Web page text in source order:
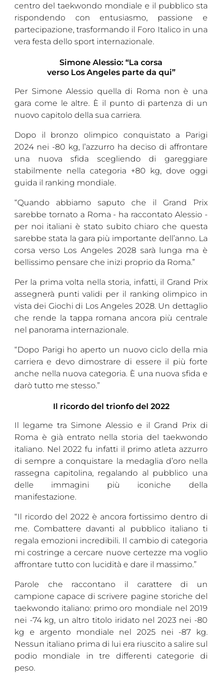
Dove siamo
Federazione Trasparente
centro del taekwondo mondiale e il pubblico sta
rispondendo con entusiasmo, passione e
partecipazione, trasformando il Foro Italico in una
vera festa dello sport internazionale.
Simone Alessio: “La corsa
verso Los Angeles parte da qui”
Per Simone Alessio quella di Roma non è una
gara come le altre. È il punto di partenza di un
nuovo capitolo della sua carriera.
Dopo il bronzo olimpico conquistato a Parigi
2024 nei -80 kg, l’azzurro ha deciso di affrontare
una nuova sfida scegliendo di gareggiare
stabilmente nella categoria +80 kg, dove oggi
guida il ranking mondiale.
“Quando abbiamo saputo che il Grand Prix
sarebbe tornato a Roma - ha raccontato Alessio -
per noi italiani è stato subito chiaro che questa
sarebbe stata la gara più importante dell’anno. La
corsa verso Los Angeles 2028 sarà lunga ma è
bellissimo pensare che inizi proprio da Roma.”
Per la prima volta nella storia, infatti, il Grand Prix
assegnerà punti validi per il ranking olimpico in
vista dei Giochi di Los Angeles 2028. Un dettaglio
che rende la tappa romana ancora più centrale
nel panorama internazionale.
“Dopo Parigi ho aperto un nuovo ciclo della mia
carriera e devo dimostrare di essere il più forte
anche nella nuova categoria. È una nuova sfida e
darò tutto me stesso.”
Il ricordo del trionfo del 2022
Il legame tra Simone Alessio e il Grand Prix di
Roma è già entrato nella storia del taekwondo
italiano. Nel 2022 fu infatti il primo atleta azzurro
di sempre a conquistare la medaglia d’oro nella
rassegna capitolina, regalando al pubblico una
delle immagini più iconiche della
manifestazione.
“Il ricordo del 2022 è ancora fortissimo dentro di
me. Combattere davanti al pubblico italiano ti
regala emozioni incredibili. Il cambio di categoria
mi costringe a cercare nuove certezze ma voglio
affrontare tutto con lucidità e dare il massimo.”
Parole che raccontano il carattere di un
campione capace di scrivere pagine storiche del
taekwondo italiano: primo oro mondiale nel 2019
nei -74 kg, un altro titolo iridato nel 2023 nei -80
kg e argento mondiale nel 2025 nei -87 kg.
Nessun italiano prima di lui era riuscito a salire sul
podio mondiale in tre differenti categorie di
peso.